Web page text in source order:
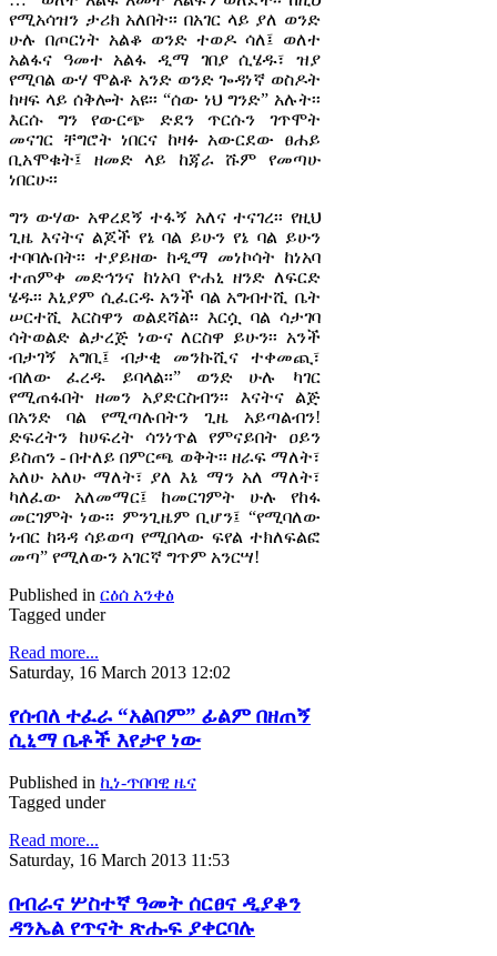
የሚአሳዝን ታሪክ አለበት፡፡ በአገር ላይ ያለ ወንድ
ሁሉ በጦርነት አልቆ ወንድ ተወዶ ሳለ፤ ወለተ
አልፋና ዓመተ አልፋ ዲማ ገበያ ሲሄዱ፣ ዝያ
የሚባል ውሃ ሞልቶ አንድ ወንድ ጐዳነኛ ወስዶት
ከዛፍ ላይ ሰቅሎት አዩ፡፡ “ሰው ነህ ግንድ” አሉት፡፡
እርሱ ግን የውርጭ ድደን ጥርሱን ገጥሞት
መናገር ቸግሮት ነበርና ከዛፉ አውርደው ፀሐይ
ቢአሞቁት፤ ዘመድ ላይ ከጃራ ሹም የመጣሁ
ነበርሁ፡፡
ግን ውሃው አዋረደኝ ተፋኝ አለና ተናገረ፡፡ የዚህ
ጊዜ እናትና ልጆች የኔ ባል ይሁን የኔ ባል ይሁን
ተባባሉበት፡፡ ተያይዘው ከዲማ መነኮሳት ከነአባ
ተጠምቀ መድኅንና ከነአባ ዮሐኒ ዘንድ ለፍርድ
ሄዱ፡፡ እኒያም ሲፈርዱ አንች ባል አግብተሺ ቤት
ሠርተሺ እርስዋን ወልደሻል፡፡ እርሷ ባል ሳታገባ
ሳትወልድ ልታረጅ ነውና ለርስዋ ይሁን፡፡ አንች
ብታገኝ አግቢ፤ ብታቂ መንኩሺና ተቀመጪ፣
ብለው ፈረዱ ይባላል፡፡” ወንድ ሁሉ ካገር
የሚጠፋበት ዘመን አያድርስብን፡፡ እናትና ልጅ
በአንድ ባል የሚጣሉበትን ጊዜ አይጣልብን!
ድፍረትን ከሀፍረት ሳንነጥል የምናይበት ዐይን
ይስጠን - በተለይ በምርጫ ወቅት፡፡ ዘራፍ ማለት፣
አለሁ አለሁ ማለት፣ ያለ እኔ ማን አለ ማለት፣
ካለፈው አለመማር፤ ከመርገምት ሁሉ የከፋ
መርገምት ነው፡፡ ምንጊዜም ቢሆን፤ “የሚባለው
ነብር ከጓዳ ሳይወጣ የሚበላው ፍየል ተክለፍልፎ
መጣ” የሚለውን አገርኛ ግጥም አንርሣ!
Published in ርዕሰ አንቀፅ
Tagged under
Read more...
Saturday, 16 March 2013 12:02
የሰብለ ተፈራ “አልበም” ፊልም በዘጠኝ
ሲኒማ ቤቶች እየታየ ነው
Published in ኪነ-ጥበባዊ ዜና
Tagged under
Read more...
Saturday, 16 March 2013 11:53
በብራና ሦስተኛ ዓመት ሰርፀና ዲያቆን
ዳንኤል የጥናት ጽሑፍ ያቀርባሉ